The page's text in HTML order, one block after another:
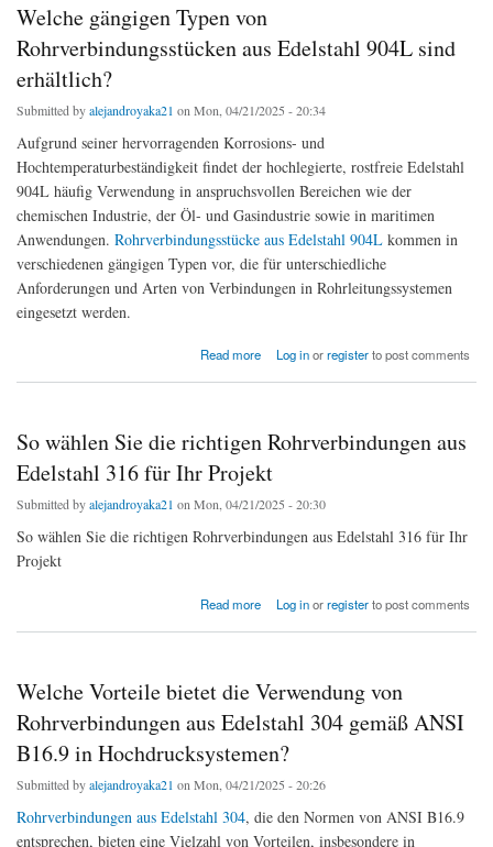
Welche gängigen Typen von
Rohrverbindungsstücken aus Edelstahl 904L sind
erhältlich?
Submitted byalejandroyaka21 on Mon, 04/21/2025 - 20:34
Aufgrund seiner hervorragenden Korrosions- und
Hochtemperaturbeständigkeit findet der hochlegierte, rostfreie Edelstahl
904L häufig Verwendung in anspruchsvollen Bereichen wie der
chemischen Industrie, der Öl- und Gasindustrie sowie in maritimen
Anwendungen. Rohrverbindungsstücke aus Edelstahl 904L kommen in
verschiedenen gängigen Typen vor, die für unterschiedliche
Anforderungen und Arten von Verbindungen in Rohrleitungssystemen
eingesetzt werden.
Read more
about Welche gängigen Typen von Rohrverbindungsstücken aus Edelstahl 904L sind
Log inorregisterto post comments
So wählen Sie die richtigen Rohrverbindungen aus
Edelstahl 316 für Ihr Projekt
Submitted byalejandroyaka21 on Mon, 04/21/2025 - 20:30
So wählen Sie die richtigen Rohrverbindungen aus Edelstahl 316 für Ihr
Projekt
Read more
about So wählen Sie die richtigen Rohrverbindungen aus Edelstahl 316 für Ihr Projekt
Log inorregisterto post comments
Welche Vorteile bietet die Verwendung von
Rohrverbindungen aus Edelstahl 304 gemäß ANSI
B16.9 in Hochdrucksystemen?
Submitted byalejandroyaka21 on Mon, 04/21/2025 - 20:26
Rohrverbindungen aus Edelstahl 304, die den Normen von ANSI B16.9
entsprechen, bieten eine Vielzahl von Vorteilen, insbesondere in